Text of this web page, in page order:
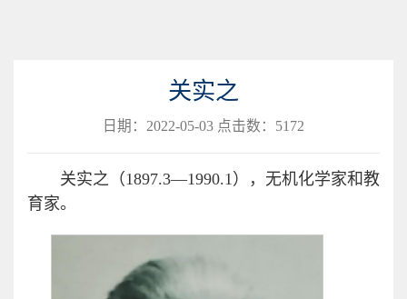
关实之
日期：2022-05-03 点击数： 5172
关实之（1897.3—1990.1），无机化学家和教
育家。